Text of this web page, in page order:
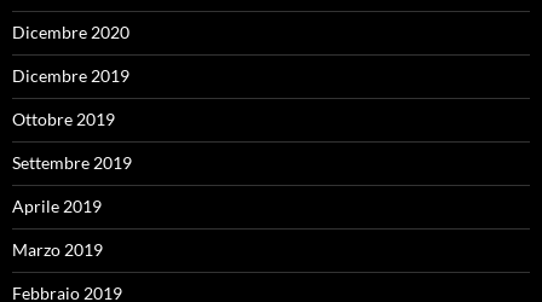
Dicembre 2020
Dicembre 2019
Ottobre 2019
Settembre 2019
Aprile 2019
Marzo 2019
Febbraio 2019